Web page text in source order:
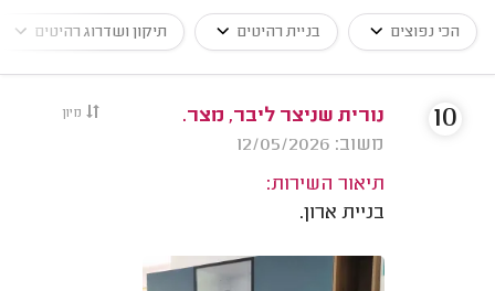
הכי נפוצים בניית רהיטים תיקון ושדרוג רהיטים
מיון
נורית שניצר ליבר, מצר.
משוב: 12/05/2026
תיאור השירות:
בניית ארון.
10